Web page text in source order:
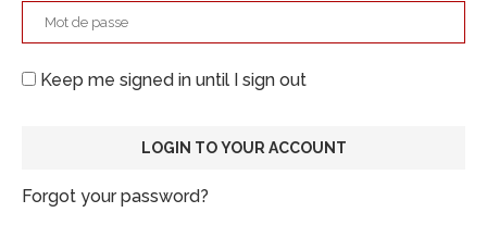
Keep me signed in until I sign out
Forgot your password?